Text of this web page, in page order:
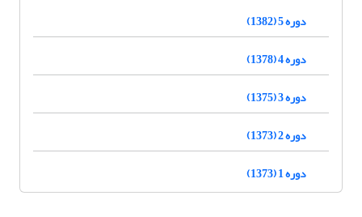
دوره 5 (1382)
دوره 4 (1378)
دوره 3 (1375)
دوره 2 (1373)
دوره 1 (1373)